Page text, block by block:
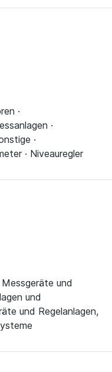
·
·
·
· Niveauregler
und
und
und Regelanlagen,